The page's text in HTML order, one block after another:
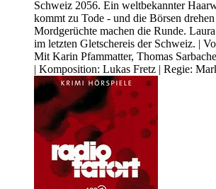
Schweiz 2056. Ein weltbekannter
kommt zu Tode - und die Börsen
Mordgerüchte machen die Runde.
im letzten Gletschereis der Schweiz. |
Mit Karin Pfammatter, Thomas
| Komposition: Lukas Fretz | Regie: